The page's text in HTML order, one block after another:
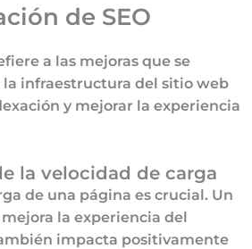
de SEO
a las mejoras que se
infraestructura del sitio web
y mejorar la experiencia
la velocidad de carga
de una página es crucial. Un
la experiencia del
impacta positivamente